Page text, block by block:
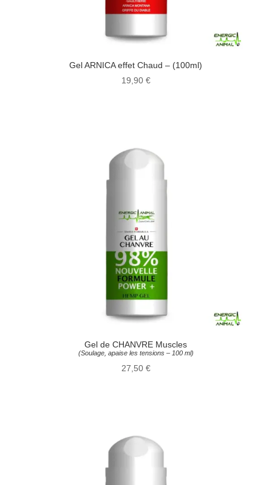
Gel ARNICA effet Chaud – (100ml)
19,90 €
Gel de CHANVRE Muscles
(Soulage, apaise les tensions – 100 ml)
27,50 €